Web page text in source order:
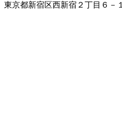
東京都新宿区西新宿２丁目６－１